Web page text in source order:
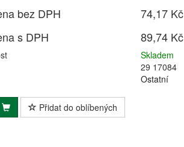
bez DPH
74,17 Kč
s DPH
89,74 Kč
Skladem
29 17084
Ostatní
Přidat do oblíbených